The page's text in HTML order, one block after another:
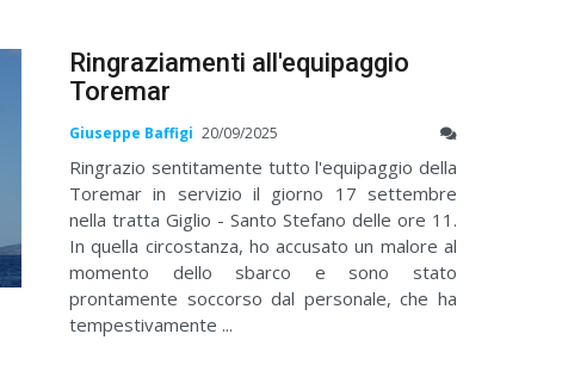
Ringraziamenti all'equipaggio
Toremar
Giuseppe Baffigi 20/09/2025
Ringrazio sentitamente tutto l'equipaggio della
Toremar in servizio il giorno 17 settembre
nella tratta Giglio - Santo Stefano delle ore 11.
In quella circostanza, ho accusato un malore al
momento dello sbarco e sono stato
prontamente soccorso dal personale, che ha
tempestivamente ...